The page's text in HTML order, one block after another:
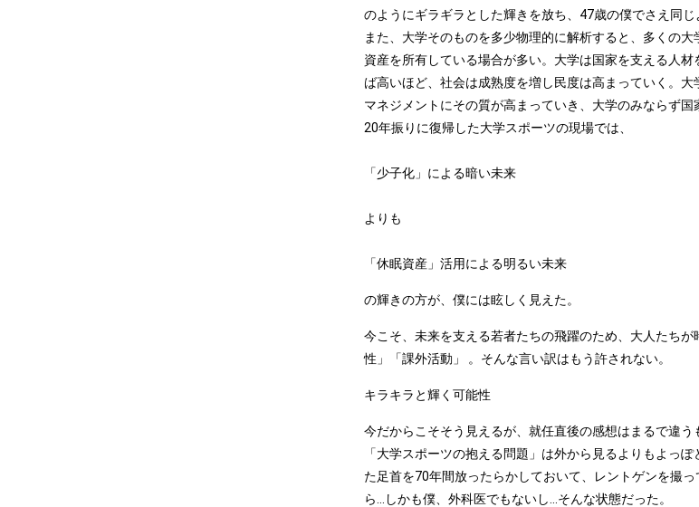
のようにギラギラとした輝きを放ち、47歳の僕でさえ同
また、大学そのものを多少物理的に解析すると、多くの
資産を所有している場合が多い。大学は国家を支える人
ば高いほど、社会は成熟度を増し民度は高まっていく。
マネジメントにその質が高まっていき、大学のみならず
20年振りに復帰した大学スポーツの現場では、
「少子化」による暗い未来
よりも
「休眠資産」活用による明るい未来
の輝きの方が、僕には眩しく見えた。
今こそ、未来を支える若者たちの飛躍のため、大人たち
性」「課外活動」 。そんな言い訳はもう許されない。
キラキラと輝く可能性
今だからこそそう見えるが、就任直後の感想はまるで違う
「大学スポーツの抱える問題」は外から見るよりもよっ
た足首を70年間放ったらかしておいて、レントゲンを撮
ら...しかも僕、外科医でもないし...そんな状態だった。